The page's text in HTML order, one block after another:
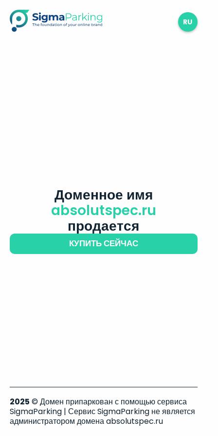
RU
Доменное имя
absolutspec.ru
продается
КУПИТЬ СЕЙЧАС
2025 © Домен припаркован с помощью сервиса
SigmaParking | Сервис SigmaParking не является
администратором домена absolutspec.ru